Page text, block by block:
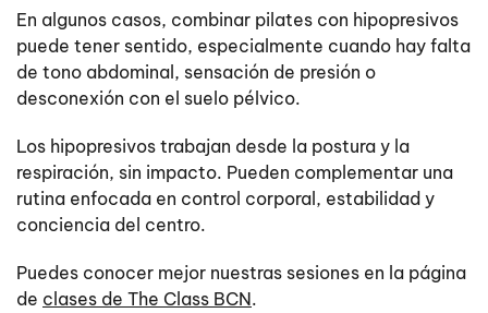
En algunos casos, combinar pilates con hipopresivos
puede tener sentido, especialmente cuando hay falta
de tono abdominal, sensación de presión o
desconexión con el suelo pélvico.
Los hipopresivos trabajan desde la postura y la
respiración, sin impacto. Pueden complementar una
rutina enfocada en control corporal, estabilidad y
conciencia del centro.
Puedes conocer mejor nuestras sesiones en la página
de clases de The Class BCN.